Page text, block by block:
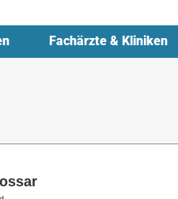
Fachärzte & Kliniken